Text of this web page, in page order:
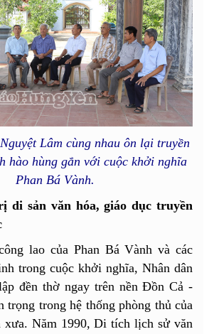
Lâm cùng nhau ôn lại truyền
hào hùng gắn với cuộc khởi nghĩa
Phan Bá Vành.
di sản văn hóa, giáo dục truyền
lao của Phan Bá Vành và các
trong cuộc khởi nghĩa, Nhân dân
đền thờ ngay trên nền Đồn Cả -
trọng trong hệ thống phòng thủ của
xưa. Năm 1990, Di tích lịch sử văn